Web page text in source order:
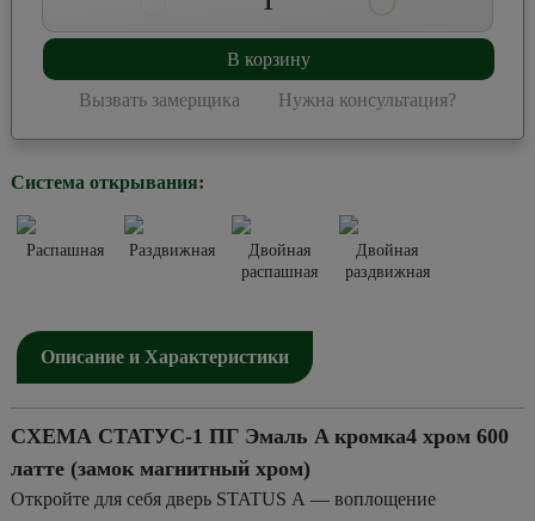
В корзину
Вызвать замерщика Нужна консультация?
Система открывания:
Распашная Раздвижная
Двойная
распашная
Двойная
раздвижная
Описание и Характеристики
СХЕМА СТАТУС-1 ПГ Эмаль A кромка4 хром 600
латте (замок магнитный хром)
Откройте для себя дверь STATUS А — воплощение